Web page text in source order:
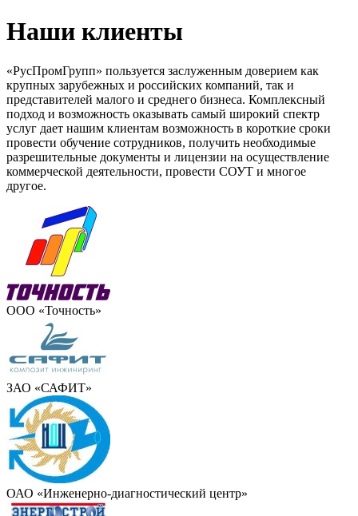
Наши клиенты
«РусПромГрупп» пользуется заслуженным доверием как
крупных зарубежных и российских компаний, так и
представителей малого и среднего бизнеса. Комплексный
подход и возможность оказывать самый широкий спектр
услуг дает нашим клиентам возможность в короткие сроки
провести обучение сотрудников, получить необходимые
разрешительные документы и лицензии на осуществление
коммерческой деятельности, провести СОУТ и многое
другое.
ООО «Точность»
ЗАО «САФИТ»
ОАО «Инженерно-диагностический центр»